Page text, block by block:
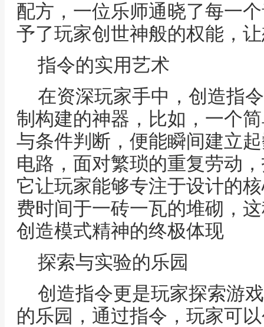
配方，一位乐师通晓了每一
予了玩家创世神般的权能，
指令的实用艺术
在资深玩家手中，创造指
制构建的神器，比如，一个
与条件判断，便能瞬间建立
电路，面对繁琐的重复劳动
它让玩家能够专注于设计的
费时间于一砖一瓦的堆砌，
创造模式精神的终极体现
探索与实验的乐园
创造指令更是玩家探索游
的乐园，通过指令，玩家可